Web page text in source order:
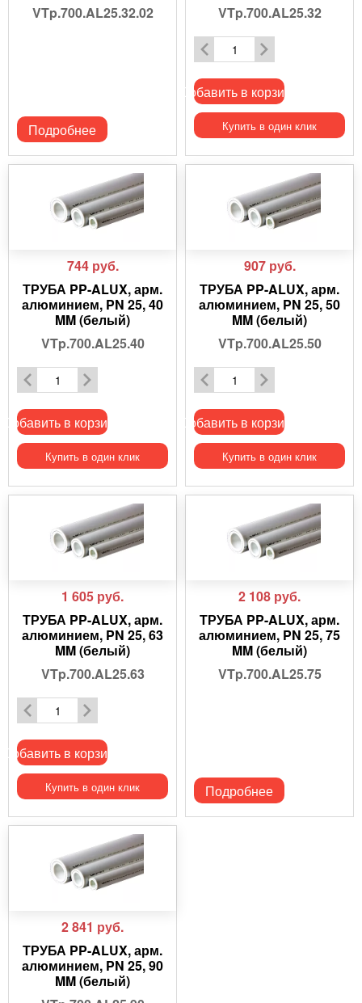
VTp.700.AL25.32.02
Подробнее
VTp.700.AL25.32
Добавить в корзину
Купить в один клик
744 руб.
ТРУБА PP-ALUX, арм.
алюминием, PN 25, 40
MM (белый)
VTp.700.AL25.40
Добавить в корзину
Купить в один клик
907 руб.
ТРУБА PP-ALUX, арм.
алюминием, PN 25, 50
MM (белый)
VTp.700.AL25.50
Добавить в корзину
Купить в один клик
1 605 руб.
ТРУБА PP-ALUX, арм.
алюминием, PN 25, 63
MM (белый)
VTp.700.AL25.63
Добавить в корзину
Купить в один клик
2 108 руб.
ТРУБА PP-ALUX, арм.
алюминием, PN 25, 75
MM (белый)
VTp.700.AL25.75
Подробнее
2 841 руб.
ТРУБА PP-ALUX, арм.
алюминием, PN 25, 90
MM (белый)